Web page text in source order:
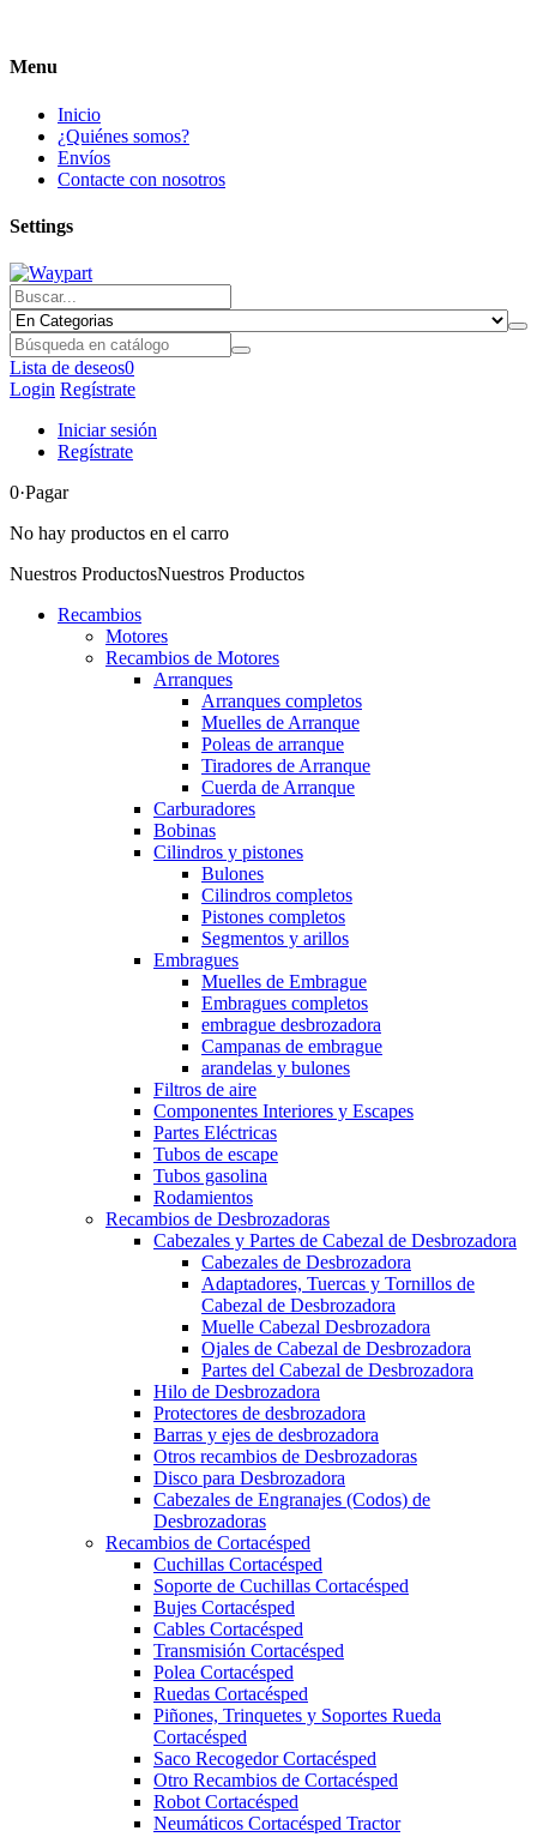
Menu
Inicio
¿Quiénes somos?
Envíos
Contacte con nosotros
Settings
Lista de deseos0
Login Regístrate
Iniciar sesión
Regístrate
0·Pagar
No hay productos en el carro
Nuestros ProductosNuestros Productos
Recambios
Motores
Recambios de Motores
Arranques
Arranques completos
Muelles de Arranque
Poleas de arranque
Tiradores de Arranque
Cuerda de Arranque
Carburadores
Bobinas
Cilindros y pistones
Bulones
Cilindros completos
Pistones completos
Segmentos y arillos
Embragues
Muelles de Embrague
Embragues completos
embrague desbrozadora
Campanas de embrague
arandelas y bulones
Filtros de aire
Componentes Interiores y Escapes
Partes Eléctricas
Tubos de escape
Tubos gasolina
Rodamientos
Recambios de Desbrozadoras
Cabezales y Partes de Cabezal de Desbrozadora
Cabezales de Desbrozadora
Adaptadores, Tuercas y Tornillos de
Cabezal de Desbrozadora
Muelle Cabezal Desbrozadora
Ojales de Cabezal de Desbrozadora
Partes del Cabezal de Desbrozadora
Hilo de Desbrozadora
Protectores de desbrozadora
Barras y ejes de desbrozadora
Otros recambios de Desbrozadoras
Disco para Desbrozadora
Cabezales de Engranajes (Codos) de
Desbrozadoras
Recambios de Cortacésped
Cuchillas Cortacésped
Soporte de Cuchillas Cortacésped
Bujes Cortacésped
Cables Cortacésped
Transmisión Cortacésped
Polea Cortacésped
Ruedas Cortacésped
Piñones, Trinquetes y Soportes Rueda
Cortacésped
Saco Recogedor Cortacésped
Otro Recambios de Cortacésped
Robot Cortacésped
Neumáticos Cortacésped Tractor